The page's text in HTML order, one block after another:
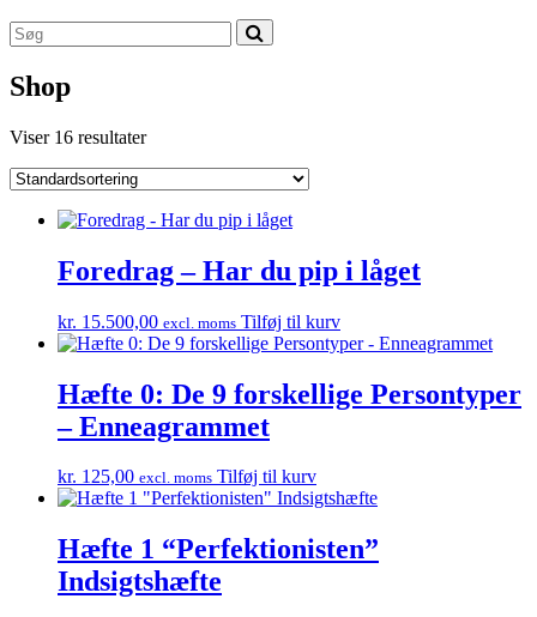
Shop
Viser 16 resultater
Foredrag – Har du pip i låget
kr. 15.500,00 excl. moms Tilføj til kurv
Hæfte 0: De 9 forskellige Persontyper
– Enneagrammet
kr. 125,00 excl. moms Tilføj til kurv
Hæfte 1 “Perfektionisten”
Indsigtshæfte